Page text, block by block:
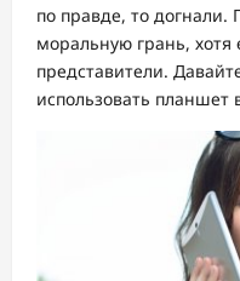
по правде, то
моральную грань,
представители.
использовать планшет